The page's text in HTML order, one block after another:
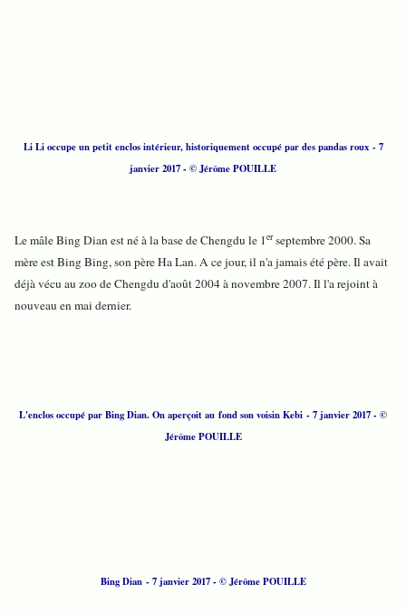
Li Li occupe un petit enclos intérieur, historiquement occupé par des pandas roux - 7
janvier 2017 - © Jérôme POUILLE
Le mâle Bing Dian est né à la base de Chengdu le 1erseptembre 2000. Sa
mère est Bing Bing, son père Ha Lan. A ce jour, il n'a jamais été père. Il avait
déjà vécu au zoo de Chengdu d'août 2004 à novembre 2007. Il l'a rejoint à
nouveau en mai dernier.
L'enclos occupé par Bing Dian. On aperçoit au fond son voisin Kebi - 7 janvier 2017 - ©
Jérôme POUILLE
Bing Dian - 7 janvier 2017 - © Jérôme POUILLE